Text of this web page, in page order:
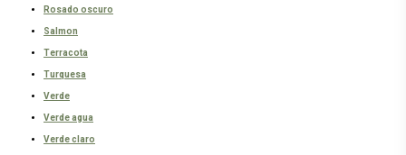
Rosado oscuro
Salmon
Terracota
Turquesa
Verde
Verde agua
Verde claro